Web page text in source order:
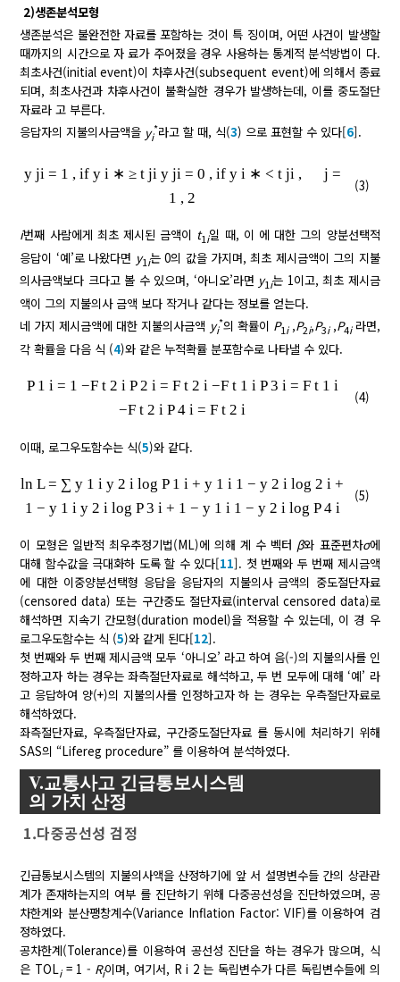
2)생존분석모형
생존분석은 불완전한 자료를 포함하는 것이 특 징이며, 어떤 사건이 발생할
때까지의 시간으로 자 료가 주어졌을 경우 사용하는 통계적 분석방법이 다.
최초사건(initial event)이 차후사건(subsequent event)에 의해서 종료
되며, 최초사건과 차후사건이 불확실한 경우가 발생하는데, 이를 중도절단
자료라 고 부른다.
응답자의 지불의사금액을 yi
*라고 할 때, 식(3) 으로 표현할 수 있다[6].
y ji = 1 , if y i ∗ ≥ t ji y ji = 0 , if y i ∗ < t ji , j =
1 , 2
(3)
i번째 사람에게 최초 제시된 금액이 t1i일 때, 이 에 대한 그의 양분선택적
응답이 ‘예’로 나왔다면 y1i는 0의 값을 가지며, 최초 제시금액이 그의 지불
의사금액보다 크다고 볼 수 있으며, ‘아니오’라면 y1i는 1이고, 최초 제시금
액이 그의 지불의사 금액 보다 작거나 같다는 정보를 얻는다.
네 가지 제시금액에 대한 지불의사금액 yi
*의 확률이 P1i,P2i,P3i,P4i라면,
각 확률을 다음 식 (4)와 같은 누적확률 분포함수로 나타낼 수 있다.
P 1 i = 1 −F t 2 i P 2 i = F t 2 i −F t 1 i P 3 i = F t 1 i
−F t 2 i P 4 i = F t 2 i
(4)
이때, 로그우도함수는 식(5)와 같다.
ln L = ∑ y 1 i y 2 i log P 1 i + y 1 i 1 − y 2 i log 2 i +
1 − y 1 i y 2 i log P 3 i + 1 − y 1 i 1 − y 2 i log P 4 i
(5)
이 모형은 일반적 최우추정기법(ML)에 의해 계 수 벡터 β와 표준편차σ에
대해 함수값을 극대화하 도록 할 수 있다[11]. 첫 번째와 두 번째 제시금액
에 대한 이중양분선택형 응답을 응답자의 지불의사 금액의 중도절단자료
(censored data) 또는 구간중도 절단자료(interval censored data)로
해석하면 지속기 간모형(duration model)을 적용할 수 있는데, 이 경 우
로그우도함수는 식 (5)와 같게 된다[12].
첫 번째와 두 번째 제시금액 모두 ‘아니오’ 라고 하여 음(-)의 지불의사를 인
정하고자 하는 경우는 좌측절단자료로 해석하고, 두 번 모두에 대해 ‘예’ 라
고 응답하여 양(+)의 지불의사를 인정하고자 하 는 경우는 우측절단자료로
해석하였다.
좌측절단자료, 우측절단자료, 구간중도절단자료 를 동시에 처리하기 위해
SAS의 “Lifereg procedure” 를 이용하여 분석하였다.
V.교통사고 긴급통보시스템
의 가치 산정
1.다중공선성 검정
긴급통보시스템의 지불의사액을 산정하기에 앞 서 설명변수들 간의 상관관
계가 존재하는지의 여부 를 진단하기 위해 다중공선성을 진단하였으며, 공
차한계와 분산팽창계수(Variance Inflation Factor: VIF)를 이용하여 검
정하였다.
공차한계(Tolerance)를 이용하여 공선성 진단을 하는 경우가 많으며, 식
은 TOLi= 1 - Ri이며, 여기서, R i 2 는 독립변수가 다른 독립변수들에 의